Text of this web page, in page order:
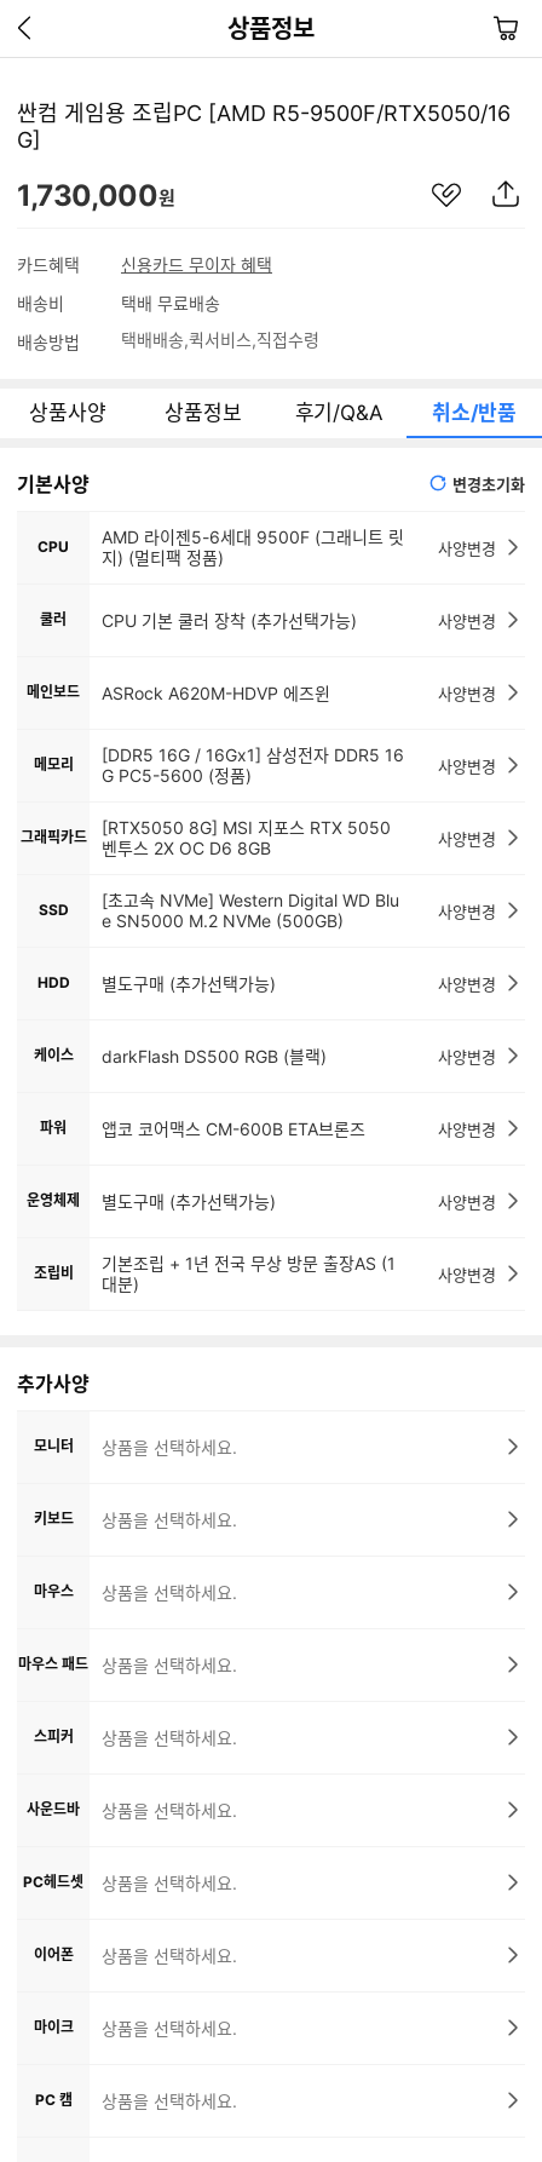
상품정보
이
지
가
장
바
싼컴 게임용 조립PC [AMD R5-9500F/RTX5050/16
G]
1,730,000원
카드혜택
신용카드 무이자 혜택
배송비
택배 무료배송
배송방법
택배배송 퀵서비스 직접수령
상품사양 상품정보 후기/Q&A 취소/반품
기본사양 변경초기화
CPU
AMD 라이젠5-6세대 9500F (그래니트 릿
지) (멀티팩 정품)
사양변경
쿨러 CPU 기본 쿨러 장착 (추가선택가능) 사양변경
메인보드 ASRock A620M-HDVP 에즈윈 사양변경
메모리
[DDR5 16G / 16Gx1] 삼성전자 DDR5 16
G PC5-5600 (정품)
사양변경
그래픽카드
[RTX5050 8G] MSI 지포스 RTX 5050
벤투스 2X OC D6 8GB
사양변경
SSD
[초고속 NVMe] Western Digital WD Blu
e SN5000 M.2 NVMe (500GB)
사양변경
HDD 별도구매 (추가선택가능) 사양변경
케이스 darkFlash DS500 RGB (블랙) 사양변경
파워 앱코 코어맥스 CM-600B ETA브론즈 사양변경
운영체제 별도구매 (추가선택가능) 사양변경
조립비
기본조립 + 1년 전국 무상 방문 출장AS (1
대분)
사양변경
추가사양
모니터 상품을 선택하세요.
키보드 상품을 선택하세요.
마우스 상품을 선택하세요.
마우스 패드 상품을 선택하세요.
스피커 상품을 선택하세요.
사운드바 상품을 선택하세요.
PC헤드셋 상품을 선택하세요.
이어폰 상품을 선택하세요.
마이크 상품을 선택하세요.
PC 캠 상품을 선택하세요.